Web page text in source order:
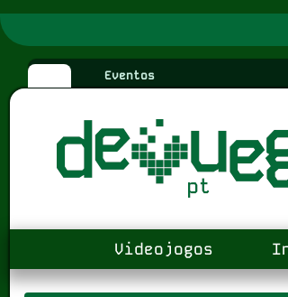
Eventos
Videojogos